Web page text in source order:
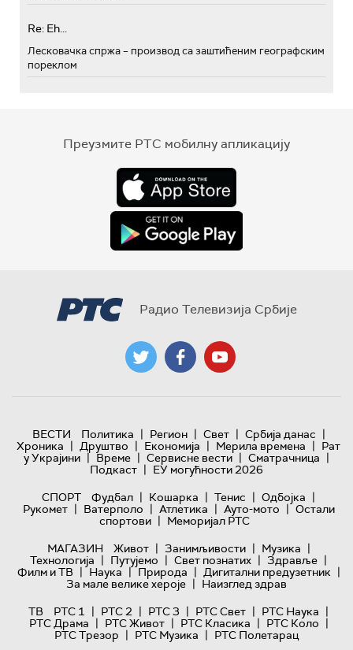
Re: Eh...
Лесковачка спржа – производ са заштићеним географским
пореклом
Преузмите РТС мобилну апликацију
Радио Телевизија Србије
ВЕСТИ Политика | Регион | Свет | Србија данас |
Хроника | Друштво | Економија | Мерила времена | Рат
у Украјини | Време | Сервисне вести | Сматрачница |
Подкаст | ЕУ могућности 2026
СПОРТ
Фудбал | Кошарка | Тенис | Одбојка |
Рукомет | Ватерполо | Атлетика | Ауто-мото | Остали
спортови | Меморијал РТС
МАГАЗИН
Живот | Занимљивости | Музика |
Технологијa | Путујемо | Свет познатих | Здравље |
Филм и ТВ | Наука | Природа | Дигитални предузетник |
За мале велике хероје | Наизглед здрав
ТВ
РТС 1 | РТС 2 | РТС 3 | РТС Свет | РТС Наука |
РТС Драма | РТС Живот | РТС Класика | РТС Коло |
РТС Трезор | РТС Музика | РТС Полетарац